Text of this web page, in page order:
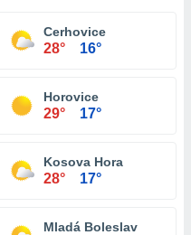
Cerhovice
28° 16°
Horovice
29° 17°
Kosova Hora
28° 17°
Mladá Boleslav